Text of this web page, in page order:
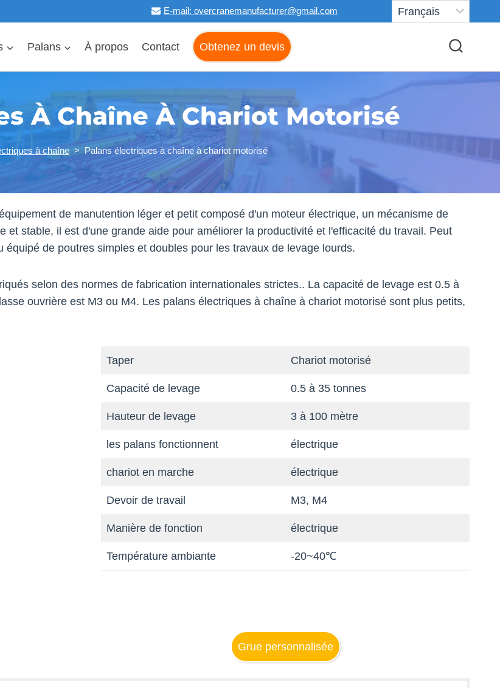
E-mail: overcranemanufacturer@gmail.com
Palans À propos Contact Obtenez un devis
À Chaîne À Chariot Motorisé
à chaîne> Palans électriques à chaîne à chariot motorisé
de manutention léger et petit composé d'un moteur électrique, un mécanisme de
stable, il est d'une grande aide pour améliorer la productivité et l'efficacité du travail. Peut
de poutres simples et doubles pour les travaux de levage lourds.
selon des normes de fabrication internationales strictes.. La capacité de levage est 0.5 à
ouvrière est M3 ou M4. Les palans électriques à chaîne à chariot motorisé sont plus petits,
Taper Chariot motorisé
Capacité de levage 0.5 à 35 tonnes
Hauteur de levage 3 à 100 mètre
les palans fonctionnent électrique
chariot en marche électrique
Devoir de travail M3, M4
Manière de fonction électrique
Température ambiante -20~40℃
Grue personnalisée